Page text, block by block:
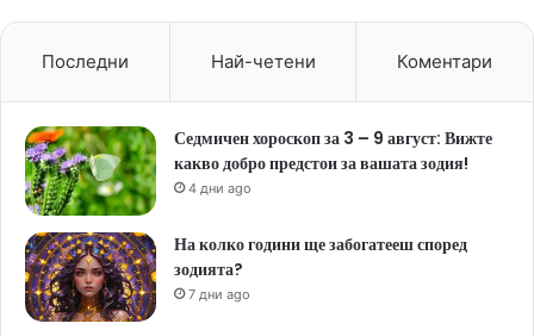
Последни Най-четени Коментари
Седмичен хороскоп за 3 – 9 август: Вижте
какво добро предстои за вашата зодия!
4 дни ago
На колко години ще забогатееш според
зодията?
7 дни ago